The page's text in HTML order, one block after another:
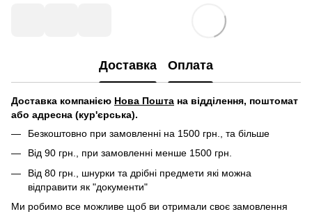
Доставка Оплата
Доставка компанією Нова Пошта на відділення, поштомат
або адресна (кур'єрська).
Безкоштовно при замовленні на 1500 грн., та більше
Від 90 грн., при замовленні менше 1500 грн.
Від 80 грн., шнурки та дрібні предмети які можна
відправити як "документи"
Ми робимо все можливе щоб ви отримали своє замовлення